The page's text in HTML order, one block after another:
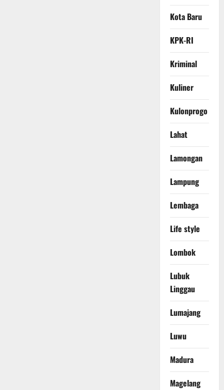
Kota Baru
KPK-RI
Kriminal
Kuliner
Kulonprogo
Lahat
Lamongan
Lampung
Lembaga
Life style
Lombok
Lubuk
Linggau
Lumajang
Luwu
Madura
Magelang